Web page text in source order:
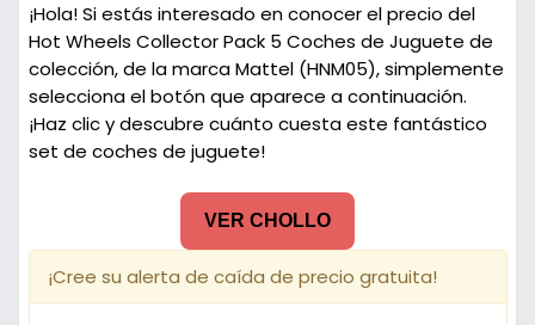
¡Hola! Si estás interesado en conocer el precio del
Hot Wheels Collector Pack 5 Coches de Juguete de
colección, de la marca Mattel (HNM05), simplemente
selecciona el botón que aparece a continuación.
¡Haz clic y descubre cuánto cuesta este fantástico
set de coches de juguete!
VER CHOLLO
¡Cree su alerta de caída de precio gratuita!